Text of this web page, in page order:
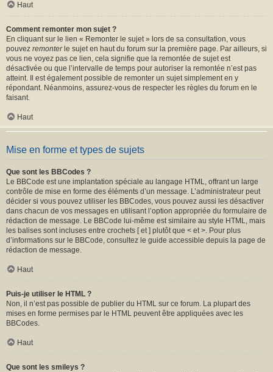
Haut
Comment remonter mon sujet ?
En cliquant sur le lien « Remonter le sujet » lors de sa consultation, vous
pouvez remonterle sujet en haut du forum sur la première page. Par ailleurs, si
vous ne voyez pas ce lien, cela signifie que la remontée de sujet est
désactivée ou que l’intervalle de temps pour autoriser la remontée n’est pas
atteint. Il est également possible de remonter un sujet simplement en y
répondant. Néanmoins, assurez-vous de respecter les règles du forum en le
faisant.
Haut
Mise en forme et types de sujets
Que sont les BBCodes ?
Le BBCode est une implantation spéciale au langage HTML, offrant un large
contrôle de mise en forme des éléments d’un message. L’administrateur peut
décider si vous pouvez utiliser les BBCodes, vous pouvez aussi les désactiver
dans chacun de vos messages en utilisant l’option appropriée du formulaire de
rédaction de message. Le BBCode lui-même est similaire au style HTML, mais
les balises sont incluses entre crochets [ et ] plutôt que < et >. Pour plus
d’informations sur le BBCode, consultez le guide accessible depuis la page de
rédaction de message.
Haut
Puis-je utiliser le HTML ?
Non, il n’est pas possible de publier du HTML sur ce forum. La plupart des
mises en forme permises par le HTML peuvent être appliquées avec les
BBCodes.
Haut
Que sont les smileys ?